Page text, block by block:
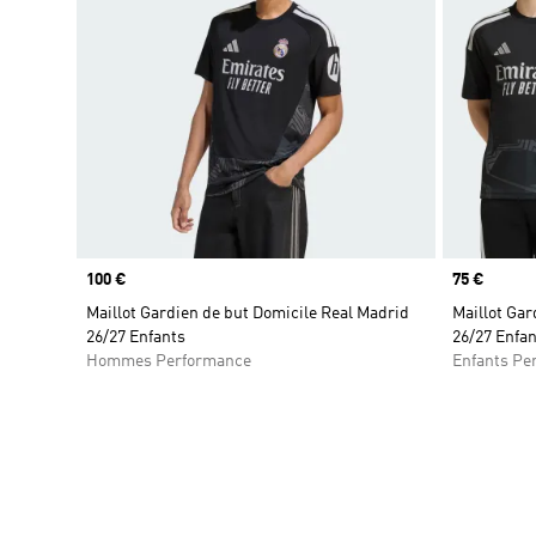
Prix
100 €
Maillot Gardien de but Domicile Real Madrid
26/27 Enfants
Hommes Performance
Prix
75 €
Maillot
26/27
Enfants